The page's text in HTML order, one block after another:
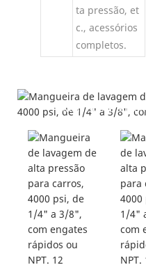
ta pressão, et
c., acessórios
completos.
---Mais sobre a